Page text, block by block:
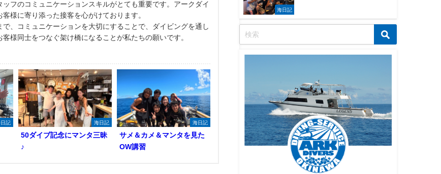
フのコミュニケーションスキルがとても重要です。アークダイ
様に寄り添った接客を心がけております。
、コミュニケーションを大切にすることで、ダイビングを通し
様同士をつなぐ架け橋になることが私たちの願いです。
記 海日記
50ダイブ記念にマンタ三昧
♪
海日記
サメ＆カメ＆マンタを見た
OW講習
海日記